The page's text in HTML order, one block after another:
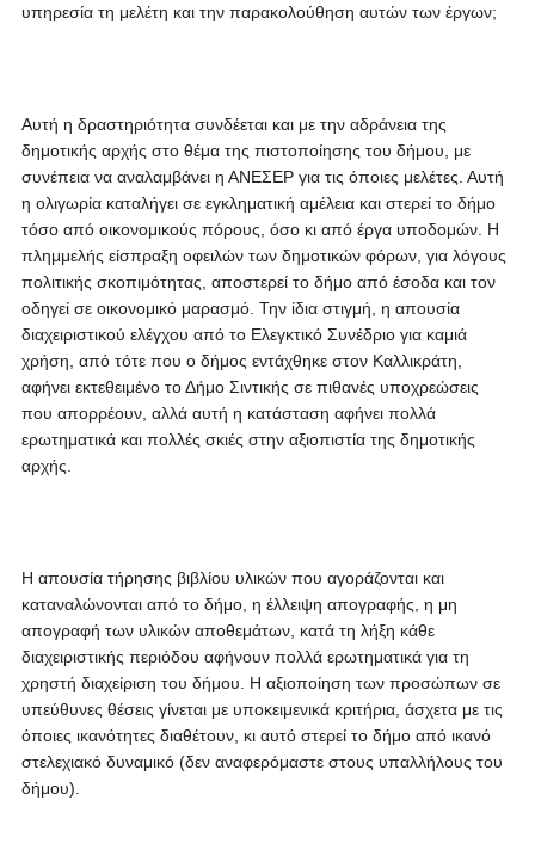
υπηρεσία τη μελέτη και την παρακολούθηση αυτών των έργων;
Αυτή η δραστηριότητα συνδέεται και με την αδράνεια της
δημοτικής αρχής στο θέμα της πιστοποίησης του δήμου, με
συνέπεια να αναλαμβάνει η ΑΝΕΣΕΡ για τις όποιες μελέτες. Αυτή
η ολιγωρία καταλήγει σε εγκληματική αμέλεια και στερεί το δήμο
τόσο από οικονομικούς πόρους, όσο κι από έργα υποδομών. Η
πλημμελής είσπραξη οφειλών των δημοτικών φόρων, για λόγους
πολιτικής σκοπιμότητας, αποστερεί το δήμο από έσοδα και τον
οδηγεί σε οικονομικό μαρασμό. Την ίδια στιγμή, η απουσία
διαχειριστικού ελέγχου από το Ελεγκτικό Συνέδριο για καμιά
χρήση, από τότε που ο δήμος εντάχθηκε στον Καλλικράτη,
αφήνει εκτεθειμένο το Δήμο Σιντικής σε πιθανές υποχρεώσεις
που απορρέουν, αλλά αυτή η κατάσταση αφήνει πολλά
ερωτηματικά και πολλές σκιές στην αξιοπιστία της δημοτικής
αρχής.
Η απουσία τήρησης βιβλίου υλικών που αγοράζονται και
καταναλώνονται από το δήμο, η έλλειψη απογραφής, η μη
απογραφή των υλικών αποθεμάτων, κατά τη λήξη κάθε
διαχειριστικής περιόδου αφήνουν πολλά ερωτηματικά για τη
χρηστή διαχείριση του δήμου. Η αξιοποίηση των προσώπων σε
υπεύθυνες θέσεις γίνεται με υποκειμενικά κριτήρια, άσχετα με τις
όποιες ικανότητες διαθέτουν, κι αυτό στερεί το δήμο από ικανό
στελεχιακό δυναμικό (δεν αναφερόμαστε στους υπαλλήλους του
δήμου).